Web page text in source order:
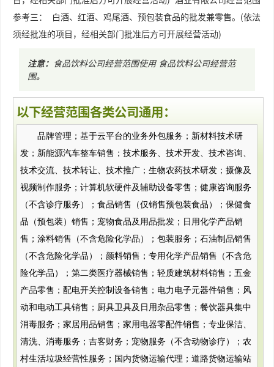
参考三： 白酒、红酒、鸡尾酒、预包装食品的批发兼零售。(依法
须经批准的项目，经相关部门批准后方可开展经营活动)
注意： 食品饮料公司经营范围使用 食品饮料公司经营范
围。
以下经营范围各类公司通用：
品牌管理；基于云平台的业务外包服务；新材料技术研
发；新能源汽车整车销售；技术服务、技术开发、技术咨询、
技术交流、技术转让、技术推广；生物农药技术研发；摄像及
视频制作服务；计算机软硬件及辅助设备零售；健康咨询服务
（不含诊疗服务）；食品销售（仅销售预包装食品）；保健食
品（预包装）销售；宠物食品及用品批发；日用化学产品销
售；涂料销售（不含危险化学品）；包装服务；石油制品销售
（不含危险化学品）；颜料销售；专用化学产品销售（不含危
险化学品）；第二类医疗器械销售；轻质建筑材料销售；五金
产品零售；配电开关控制设备销售；电力电子元器件销售；风
动和电动工具销售；厨具卫具及日用杂品零售；餐饮器具集中
消毒服务；家居用品销售；家用电器零配件销售；专业保洁、
清洗、消毒服务；吉客财务；宠物服务（不含动物诊疗）；农
村生活垃圾经营性服务；国内货物运输代理；道路货物运输站